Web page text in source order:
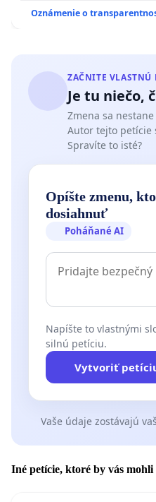
Oznámenie o
ZAČNITE VLASTNÚ
Je tu niečo,
Zmena sa
Autor tejto petície
Spravíte to isté?
Opíšte zmenu,
dosiahnuť
Poháňané AI
Napíšte to vlastnými
silnú petíciu.
Vytvoriť
Vaše údaje zostávajú
Iné petície, ktoré by vás